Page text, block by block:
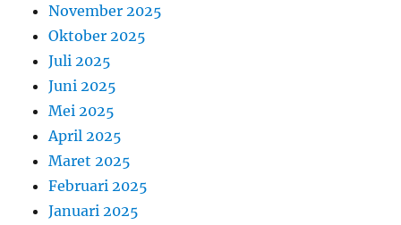
November 2025
Oktober 2025
Juli 2025
Juni 2025
Mei 2025
April 2025
Maret 2025
Februari 2025
Januari 2025